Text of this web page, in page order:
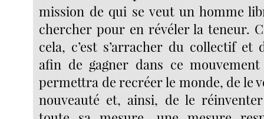
mission de qui se veut un homme
chercher pour en révéler la teneur.
cela, c’est s’arracher du collectif et
afin de gagner dans ce
permettra de recréer le monde, de le
nouveauté et, ainsi, de le